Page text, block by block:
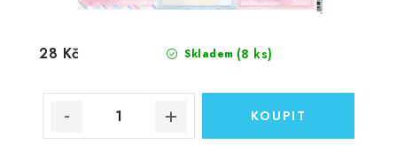
Skladem (8 ks)
28 Kč